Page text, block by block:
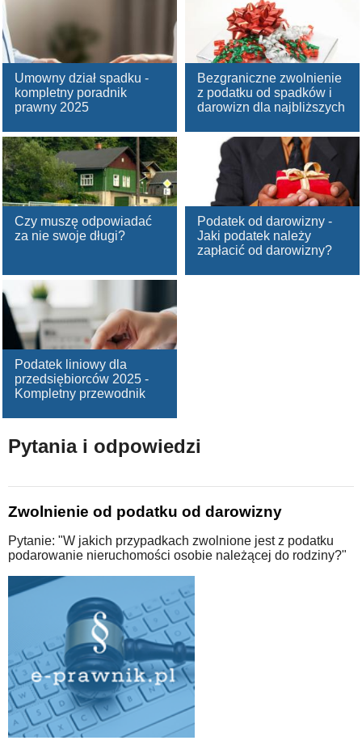
Umowny dział spadku -
kompletny poradnik
prawny 2025
Bezgraniczne zwolnienie
z podatku od spadków i
darowizn dla najbliższych
Czy muszę odpowiadać
za nie swoje długi?
Podatek od darowizny -
Jaki podatek należy
zapłacić od darowizny?
Podatek liniowy dla
przedsiębiorców 2025 -
Kompletny przewodnik
Pytania i odpowiedzi
Zwolnienie od podatku od darowizny
Pytanie: "W jakich przypadkach zwolnione jest z podatku
podarowanie nieruchomości osobie należącej do rodziny?"